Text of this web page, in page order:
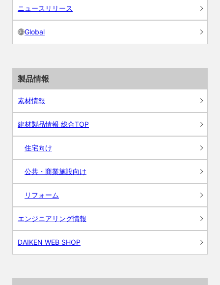
ニュースリリース
Global
製品情報
素材情報
建材製品情報 総合TOP
住宅向け
公共・商業施設向け
リフォーム
エンジニアリング情報
DAIKEN WEB SHOP